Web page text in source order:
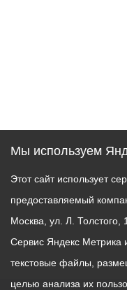
Мы используем
Этот сайт использует
предоставляемый
Москва, ул. Л.
Сервис Яндекс Метрика
текстовые файлы,
целью анализа их